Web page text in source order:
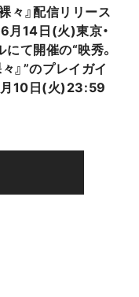
々』配信リリース
月14日(火)東京・
て開催の“映秀。
』”のプレイガイ
10日(火)23:59